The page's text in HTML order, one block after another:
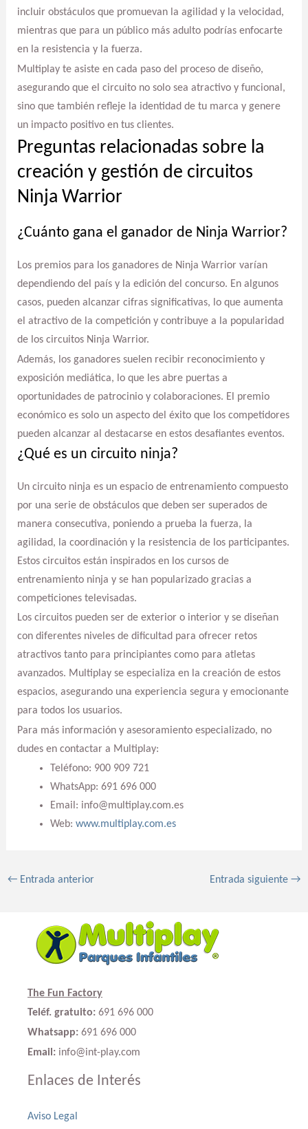
incluir obstáculos que promuevan la agilidad y la velocidad,
mientras que para un público más adulto podrías enfocarte
en la resistencia y la fuerza.
Multiplay te asiste en cada paso del proceso de diseño,
asegurando que el circuito no solo sea atractivo y funcional,
sino que también refleje la identidad de tu marca y genere
un impacto positivo en tus clientes.
Preguntas relacionadas sobre la
creación y gestión de circuitos
Ninja Warrior
¿Cuánto gana el ganador de Ninja Warrior?
Los premios para los ganadores de Ninja Warrior varían
dependiendo del país y la edición del concurso. En algunos
casos, pueden alcanzar cifras significativas, lo que aumenta
el atractivo de la competición y contribuye a la popularidad
de los circuitos Ninja Warrior.
Además, los ganadores suelen recibir reconocimiento y
exposición mediática, lo que les abre puertas a
oportunidades de patrocinio y colaboraciones. El premio
económico es solo un aspecto del éxito que los competidores
pueden alcanzar al destacarse en estos desafiantes eventos.
¿Qué es un circuito ninja?
Un circuito ninja es un espacio de entrenamiento compuesto
por una serie de obstáculos que deben ser superados de
manera consecutiva, poniendo a prueba la fuerza, la
agilidad, la coordinación y la resistencia de los participantes.
Estos circuitos están inspirados en los cursos de
entrenamiento ninja y se han popularizado gracias a
competiciones televisadas.
Los circuitos pueden ser de exterior o interior y se diseñan
con diferentes niveles de dificultad para ofrecer retos
atractivos tanto para principiantes como para atletas
avanzados. Multiplay se especializa en la creación de estos
espacios, asegurando una experiencia segura y emocionante
para todos los usuarios.
Para más información y asesoramiento especializado, no
dudes en contactar a Multiplay:
Teléfono: 900 909 721
WhatsApp: 691 696 000
Email: info@multiplay.com.es
Web: www.multiplay.com.es
←Entrada anterior Entrada siguiente→
The Fun Factory
Teléf. gratuito: 691 696 000
Whatsapp: 691 696 000
Email: info@int-play.com
Enlaces de Interés
Aviso Legal